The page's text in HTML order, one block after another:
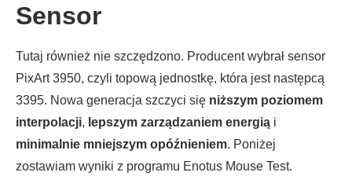
Sensor
Tutaj również nie szczędzono. Producent wybrał sensor
PixArt 3950, czyli topową jednostkę, która jest następcą
3395. Nowa generacja szczyci się niższym poziomem
interpolacji, lepszym zarządzaniem energią i
minimalnie mniejszym opóźnieniem. Poniżej
zostawiam wyniki z programu Enotus Mouse Test.